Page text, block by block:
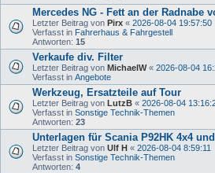
Mercedes NG - Fett an der Radnabe
Letzter Beitrag von Pirx « 2026-08-04 19:57:50
Verfasst in Fahrerhaus & Fahrgestell
Antworten: 15
Verkaufe div. Filter
Letzter Beitrag von MichaelW« 2026-08-04
Verfasst in Angebote
Werkzeug, Ersatzteile auf Tour
Letzter Beitrag von LutzB « 2026-08-04
Verfasst in Sonstige Technik-Themen
Antworten: 23
Unterlagen für Scania P92HK 4x4
Letzter Beitrag von Ulf H « 2026-08-04 8:59:11
Verfasst in Sonstige Technik-Themen
Antworten: 4